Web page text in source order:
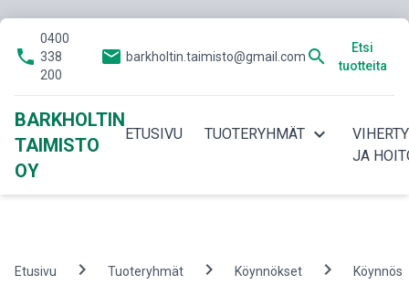
phone
0400
338
200
email barkholtin.taimisto@gmail.com search
Etsi
tuotteita
BARKHOLTIN
TAIMISTO
OY
ETUSIVU TUOTERYHMÄT expand_more
JA
Etusivu chevron_right Tuoteryhmät chevron_right Köynnökset chevron_right Köynnös